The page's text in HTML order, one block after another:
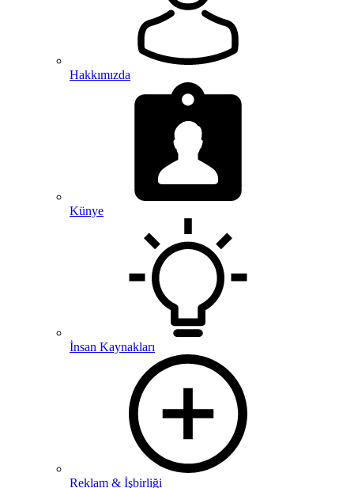
Hakkımızda
Künye
İnsan Kaynakları
Reklam & İşbirliği